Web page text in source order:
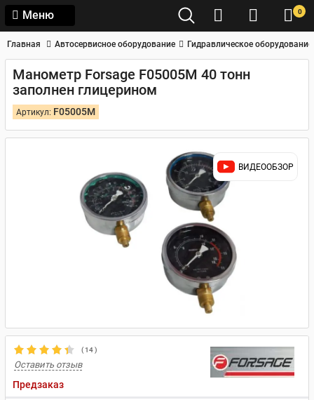
Меню 0
Главная Автосервисное оборудование Гидравлическое оборудование
Манометр Forsage F05005M 40 тонн
заполнен глицерином
Артикул: F05005M
ВИДЕООБЗОР
(14)
Оставить отзыв
Предзаказ